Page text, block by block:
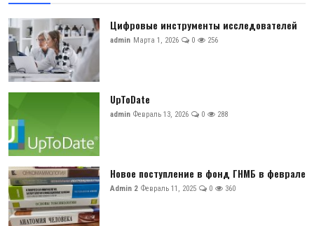
Цифровые инструменты исследователей
admin Марта 1, 2026 0 256
UpToDate
admin Февраль 13, 2026 0 288
Новое поступление в фонд ГНМБ в феврале
Admin 2 Февраль 11, 2025 0 360